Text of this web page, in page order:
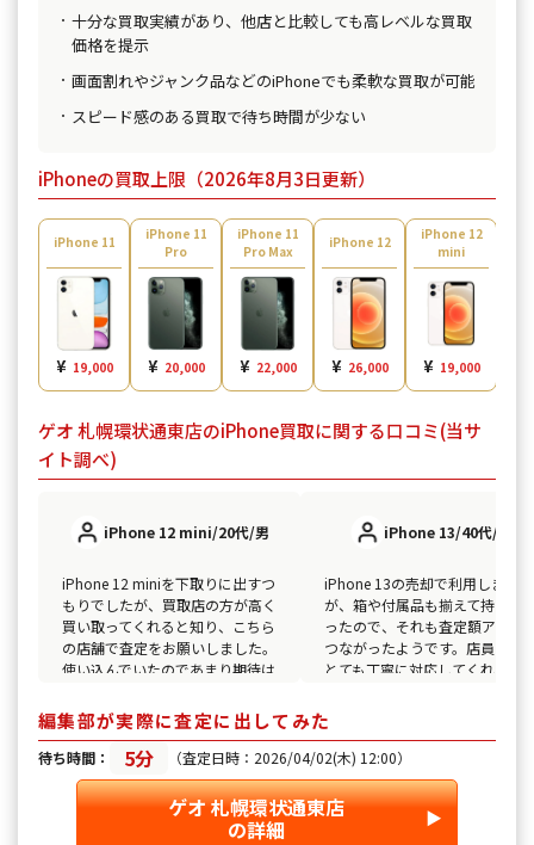
十分な買取実績があり、他店と比較しても高レベルな買取
価格を提示
画面割れやジャンク品などのiPhoneでも柔軟な買取が可能
スピード感のある買取で待ち時間が少ない
iPhoneの買取上限（2026年8月3日更新）
iPhone 11
¥ 19,000
iPhone 11
Pro
¥ 20,000
iPhone 11
Pro Max
¥ 22,000
iPhone 12
¥ 26,000
iPhone 12
mini
¥ 19,000
ゲオ 札幌環状通東店のiPhone買取に関する口コミ(当サ
イト調べ)
iPhone 12 mini/20代/男
iPhone 12 miniを下取りに出すつ
もりでしたが、買取店の方が高く
買い取ってくれると知り、こちら
の店舗で査定をお願いしました。
使い込んでいたのであまり期待は
上の金額で買い取ってもらえまし
た。
iPhone 13/40代/女
iPhone 13の売却で利用しました
が、箱や付属品も揃えて持って
ったので、それも査定額アップ
つながったようです。店員さん
とても丁寧に対応してくれて、
編集部が実際に査定に出してみた
待ち時間： 5分 （査定日時：2026/04/02(木) 12:00）
ゲオ 札幌環状通東店
の詳細 ▶︎